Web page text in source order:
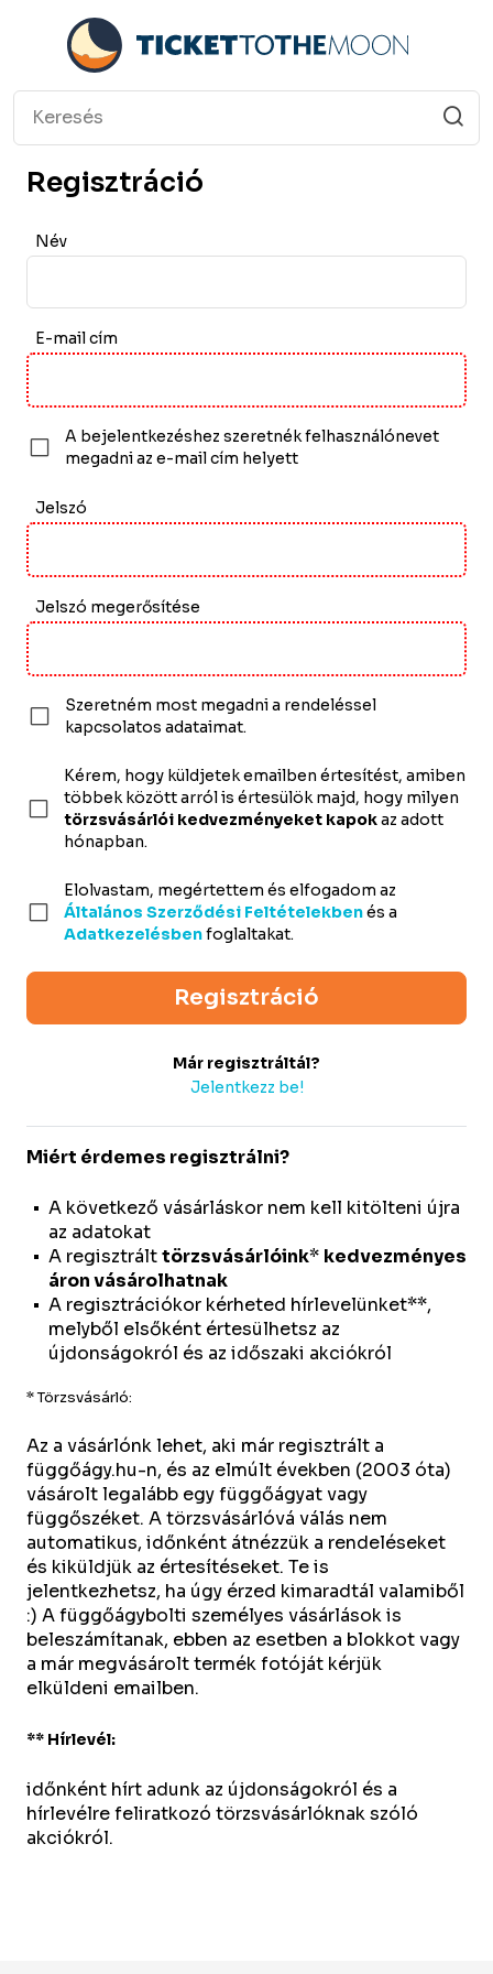
Regisztráció
Név
E-mail cím
A bejelentkezéshez szeretnék felhasználónevet
megadni az e-mail cím helyett
Jelszó
Jelszó megerősítése
Szeretném most megadni a rendeléssel
kapcsolatos adataimat.
Kérem, hogy küldjetek emailben értesítést, amiben
többek között arról is értesülök majd, hogy milyen
törzsvásárlói kedvezményeket kapokaz adott
hónapban.
Elolvastam, megértettem és elfogadom az
Általános Szerződési Feltételekbenés a
Adatkezelésbenfoglaltakat.
Regisztráció
Már regisztráltál?
Jelentkezz be!
Miért érdemes regisztrálni?
A következő vásárláskor nem kell kitölteni újra
az adatokat
A regisztrálttörzsvásárlóink* kedvezményes
áron vásárolhatnak
A regisztrációkor kérheted hírlevelünket**,
melyből elsőként értesülhetsz az
újdonságokról és az időszaki akciókról
* Törzsvásárló:
Az a vásárlónk lehet, aki már regisztrált a
függőágy.hu-n, és az elmúlt években (2003 óta)
vásárolt legalább egy függőágyat vagy
függőszéket. A törzsvásárlóvá válás nem
automatikus, időnként átnézzük a rendeléseket
és kiküldjük az értesítéseket. Te is
jelentkezhetsz, ha úgy érzed kimaradtál valamiből
:) A függőágybolti személyes vásárlások is
beleszámítanak, ebben az esetben a blokkot vagy
a már megvásárolt termék fotóját kérjük
elküldeni emailben.
** Hírlevél:
időnként hírt adunk az újdonságokról és a
hírlevélre feliratkozó törzsvásárlóknak szóló
akciókról.